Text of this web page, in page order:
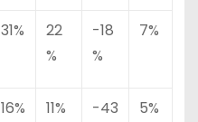
31%
22
%
-18
%
7%
16% 11%
-43
5%